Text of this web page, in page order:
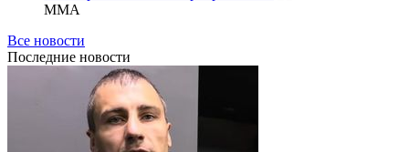
MMA
Все новости
Последние новости